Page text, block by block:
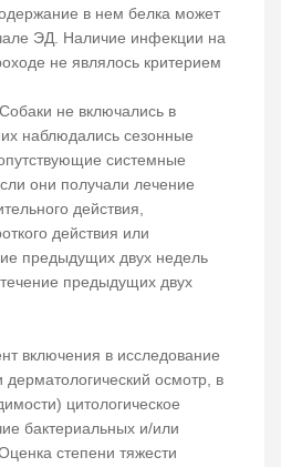
в нем белка может
ЭД. Наличие инфекции на
не являлось критерием
не включались в
наблюдались сезонные
системные
они получали лечение
действия,
действия или
предыдущих двух недель
предыдущих двух
включения в исследование
осмотр, в
цитологическое
бактериальных и/или
степени тяжести